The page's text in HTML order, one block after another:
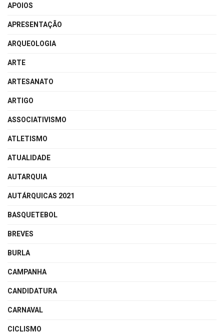
APOIOS
APRESENTAÇÃO
ARQUEOLOGIA
ARTE
ARTESANATO
ARTIGO
ASSOCIATIVISMO
ATLETISMO
ATUALIDADE
AUTARQUIA
AUTÁRQUICAS 2021
BASQUETEBOL
BREVES
BURLA
CAMPANHA
CANDIDATURA
CARNAVAL
CICLISMO